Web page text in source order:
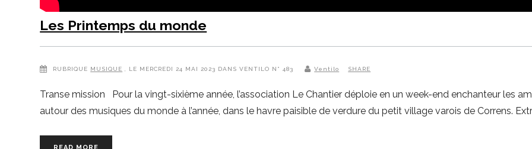
Les Printemps du monde
RUBRIQUE MUSIQUE , LE MERCREDI 24 MAI 2023 DANS VENTILO N° 483 Ventilo SHARE
Transe mission Pour la vingt-sixième année, l’association Le Chantier déploie en un week-end enchanteur les
autour des musiques du monde à l’année, dans le havre paisible de verdure du petit village varois de Correns.